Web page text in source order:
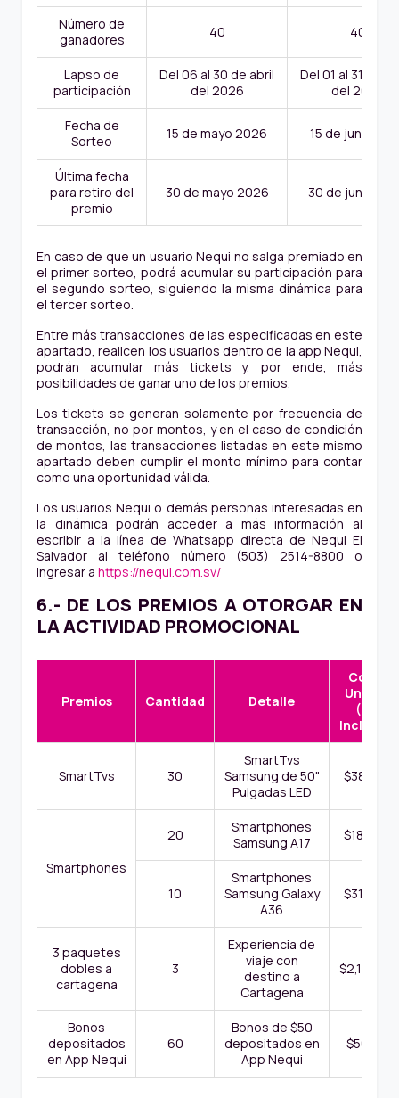
Número de
ganadores
40 40
Lapso de
participación
Del 06 al 30 de abril
del 2026
Del 01 al 31 de
del 2026
Fecha de
Sorteo
15 de mayo 2026 15 de junio
Última fecha
para retiro del
premio
30 de mayo 2026 30 de junio
En caso de que un usuario Nequi no salga premiado en
el primer sorteo, podrá acumular su participación para
el segundo sorteo, siguiendo la misma dinámica para
el tercer sorteo.
Entre más transacciones de las especificadas en este
apartado, realicen los usuarios dentro de la app Nequi,
podrán acumular más tickets y, por ende, más
posibilidades de ganar uno de los premios.
Los tickets se generan solamente por frecuencia de
transacción, no por montos, y en el caso de condición
de montos, las transacciones listadas en este mismo
apartado deben cumplir el monto mínimo para contar
como una oportunidad válida.
Los usuarios Nequi o demás personas interesadas en
la dinámica podrán acceder a más información al
escribir a la línea de Whatsapp directa de Nequi El
Salvador al teléfono número (503) 2514-8800 o
ingresar a https://nequi.com.sv/
6.- DE LOS PREMIOS A OTORGAR EN
LA ACTIVIDAD PROMOCIONAL
Premios Cantidad Detalle
Costo
Unidad
(IVA
Incluido)
SmartTvs 30
SmartTvs
Samsung de 50"
Pulgadas LED
$387.00
Smartphones
20
Smartphones
Samsung A17
$189.00
10
Smartphones
Samsung Galaxy
A36
$319.00
3 paquetes
dobles a
cartagena
3
Experiencia de
viaje con
destino a
Cartagena
$2,152.00
Bonos
depositados
en App Nequi
60
Bonos de $50
depositados en
App Nequi
$50.00